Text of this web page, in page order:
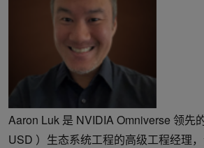
Aaron Luk 是 NVIDIA Omniverse 领先
USD ）生态系统工程的高级工程经理